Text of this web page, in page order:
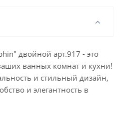
двойной арт.917 - это
ванных комнат и кухни!
и стильный дизайн,
и элегантность в